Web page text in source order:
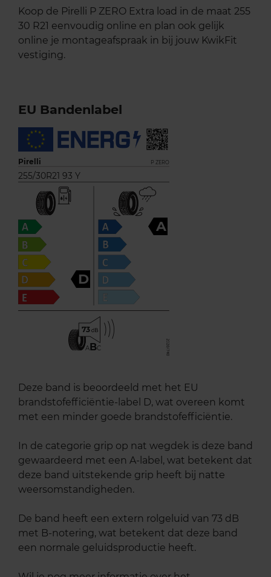
Koop de Pirelli P ZERO Extra load in de maat 255
30 R21 eenvoudig online en plan ook gelijk
online je montageafspraak in bij jouw KwikFit
vestiging.
EU Bandenlabel
Pirelli P ZERO
255/30R21 93 Y
D
A
73
ABC
Deze band is beoordeeld met het EU
brandstofefficiëntie-label D, wat overeen komt
met een minder goede brandstofefficiëntie.
In de categorie grip op nat wegdek is deze band
gewaardeerd met een A-label, wat betekent dat
deze band uitstekende grip heeft bij natte
weersomstandigheden.
De band heeft een extern rolgeluid van 73 dB
met B-notering, wat betekent dat deze band
een normale geluidsproductie heeft.